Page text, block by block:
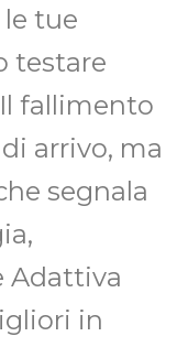
le tue
testare
fallimento
arrivo, ma
segnala
Adattiva
in